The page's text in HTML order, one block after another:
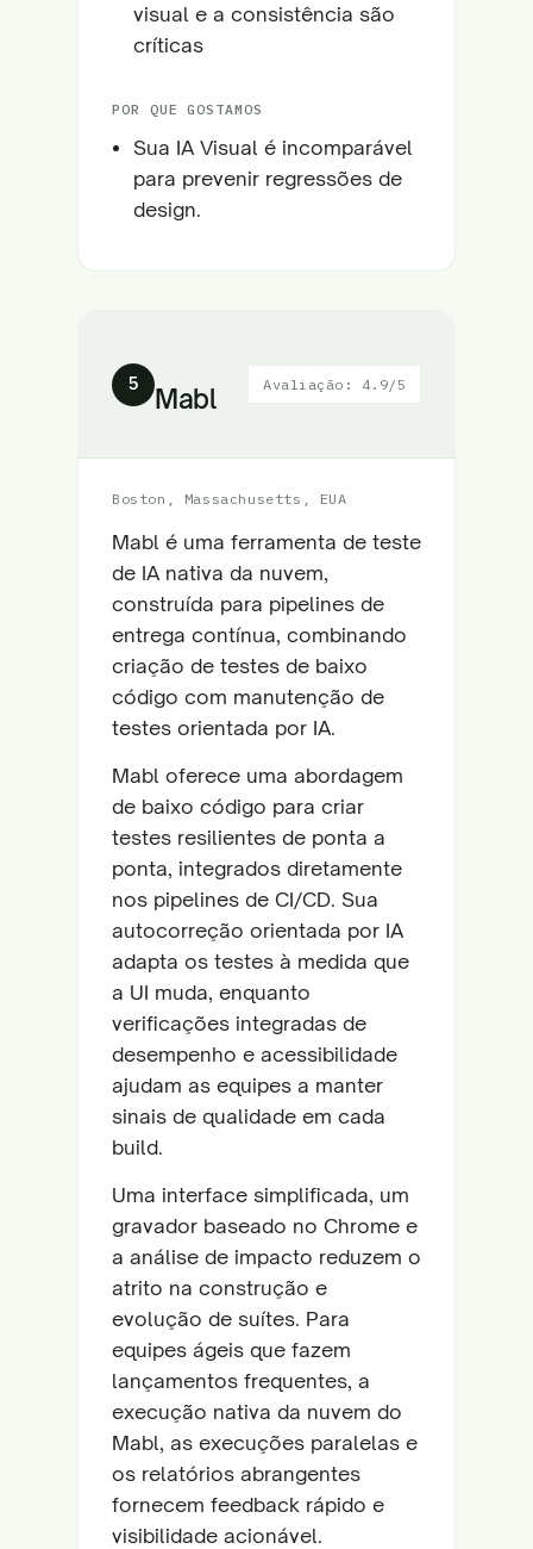
visual e a consistência são
críticas
POR QUE GOSTAMOS
Sua IA Visual é incomparável
para prevenir regressões de
design.
5 Mabl Avaliação: 4.9/5
Boston, Massachusetts, EUA
Mabl é uma ferramenta de teste
de IA nativa da nuvem,
construída para pipelines de
entrega contínua, combinando
criação de testes de baixo
código com manutenção de
testes orientada por IA.
Mabl oferece uma abordagem
de baixo código para criar
testes resilientes de ponta a
ponta, integrados diretamente
nos pipelines de CI/CD. Sua
autocorreção orientada por IA
adapta os testes à medida que
a UI muda, enquanto
verificações integradas de
desempenho e acessibilidade
ajudam as equipes a manter
sinais de qualidade em cada
build.
Uma interface simplificada, um
gravador baseado no Chrome e
a análise de impacto reduzem o
atrito na construção e
evolução de suítes. Para
equipes ágeis que fazem
lançamentos frequentes, a
execução nativa da nuvem do
Mabl, as execuções paralelas e
os relatórios abrangentes
fornecem feedback rápido e
visibilidade acionável.